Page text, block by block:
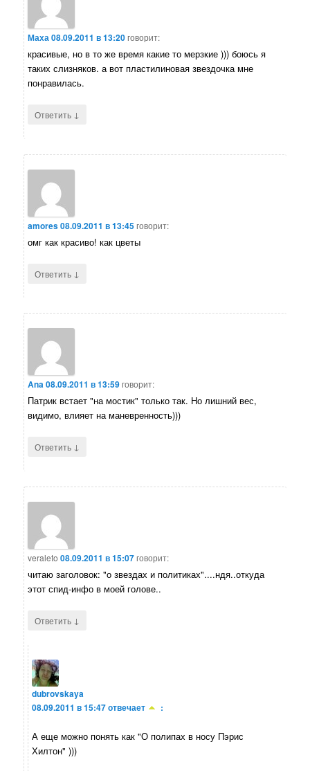
Маха08.09.2011 в 13:20говорит:
красивые, но в то же время какие то мерзкие ))) боюсь я
таких слизняков. а вот пластилиновая звездочка мне
понравилась.
Ответить ↓
amores08.09.2011 в 13:45говорит:
омг как красиво! как цветы
Ответить ↓
Ana08.09.2011 в 13:59говорит:
Патрик встает "на мостик" только так. Но лишний вес,
видимо, влияет на маневренность)))
Ответить ↓
veraleto 08.09.2011 в 15:07говорит:
читаю заголовок: "о звездах и политиках"....ндя..откуда
этот спид-инфо в моей голове..
Ответить ↓
dubrovskaya
08.09.2011 в 15:47отвечает :
А еще можно понять как "О полипах в носу Пэрис
Хилтон" )))